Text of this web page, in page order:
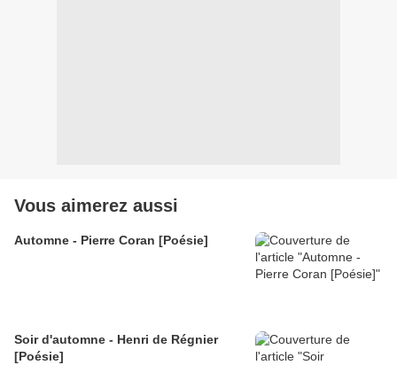
Vous aimerez aussi
Automne - Pierre Coran [Poésie]
Soir d'automne - Henri de Régnier
[Poésie]